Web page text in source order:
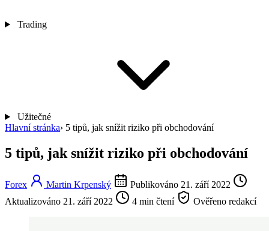
Trading
Užitečné
Hlavní stránka› 5 tipů, jak snížit riziko při obchodování
5 tipů, jak snížit riziko při obchodování
Forex Martin Krpenský
Publikováno 21. září 2022
Aktualizováno 21. září 2022
4 min čtení Ověřeno redakcí